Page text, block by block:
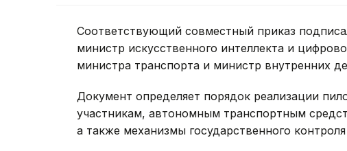
Соответствующий совместный приказ
министр искусственного интеллекта и
министра транспорта и министр внутренних
Документ определяет порядок реализации
участникам, автономным транспортным
а также механизмы государственного